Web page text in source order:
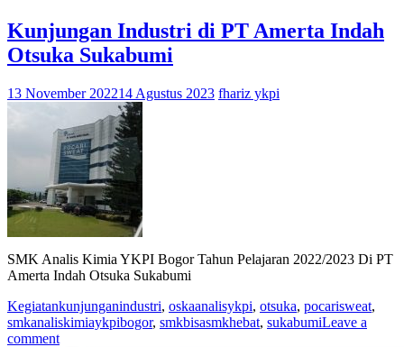
Kunjungan Industri di PT Amerta Indah
Otsuka Sukabumi
13 November 202214 Agustus 2023 fhariz ykpi
SMK Analis Kimia YKPI Bogor Tahun Pelajaran 2022/2023 Di PT
Amerta Indah Otsuka Sukabumi
Kegiatankunjunganindustri, oskaanalisykpi, otsuka, pocarisweat,
smkanaliskimiaykpibogor, smkbisasmkhebat, sukabumiLeave a
comment